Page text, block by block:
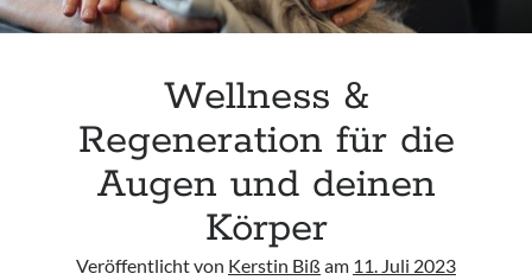
Wellness &
Regeneration für die
Augen und deinen
Körper
Veröffentlicht von Kerstin Biß am 11. Juli 2023